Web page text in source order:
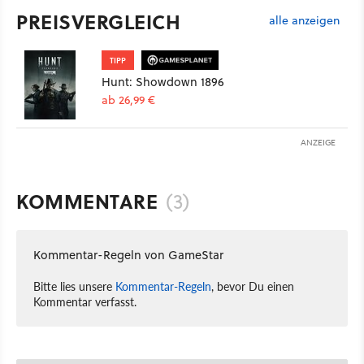
PREISVERGLEICH alle anzeigen
TIPP
Hunt: Showdown 1896
ab 26,99 €
ANZEIGE
KOMMENTARE (3)
Kommentar-Regeln von GameStar
Bitte lies unsere Kommentar-Regeln, bevor Du einen
Kommentar verfasst.